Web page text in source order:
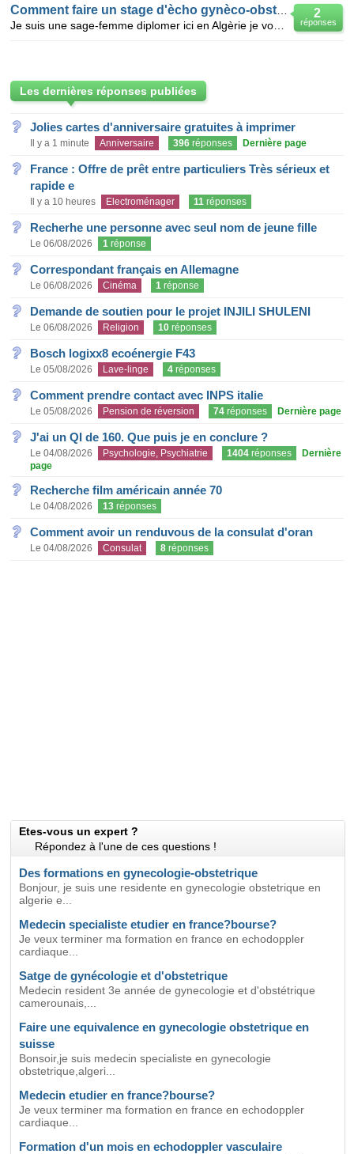
2
réponses
Les dernières réponses publiées
Jolies cartes d'anniversaire gratuites à imprimer
Il y a 1 minute Anniversaire 396 réponses Dernière page
France : Offre de prêt entre particuliers Très sérieux et
rapide e
Il y a 10 heures Electroménager 11 réponses
Recherhe une personne avec seul nom de jeune fille
Le 06/08/2026 1 réponse
Correspondant français en Allemagne
Le 06/08/2026 Cinéma 1 réponse
Demande de soutien pour le projet INJILI SHULENI
Le 06/08/2026 Religion 10 réponses
Bosch logixx8 ecoénergie F43
Le 05/08/2026 Lave-linge 4 réponses
Comment prendre contact avec INPS italie
Le 05/08/2026 Pension de réversion 74 réponses Dernière page
J'ai un QI de 160. Que puis je en conclure ?
Le 04/08/2026 Psychologie, Psychiatrie 1404 réponses
Dernière
page
Recherche film américain année 70
Le 04/08/2026 13 réponses
Comment avoir un renduvous de la consulat d'oran
Le 04/08/2026 Consulat 8 réponses
Etes-vous un expert ?
Répondez à l'une de ces questions !
Des formations en gynecologie-obstetrique
Bonjour, je suis une residente en gynecologie obstetrique en
algerie e...
Medecin specialiste etudier en france?bourse?
Je veux terminer ma formation en france en echodoppler
cardiaque...
Satge de gynécologie et d'obstetrique
Medecin resident 3e année de gynecologie et d'obstétrique
camerounais,...
Faire une equivalence en gynecologie obstetrique en
suisse
Bonsoir,je suis medecin specialiste en gynecologie
obstetrique,algeri...
Medecin etudier en france?bourse?
Je veux terminer ma formation en france en echodoppler
cardiaque...
Formation d'un mois en echodoppler vasculaire